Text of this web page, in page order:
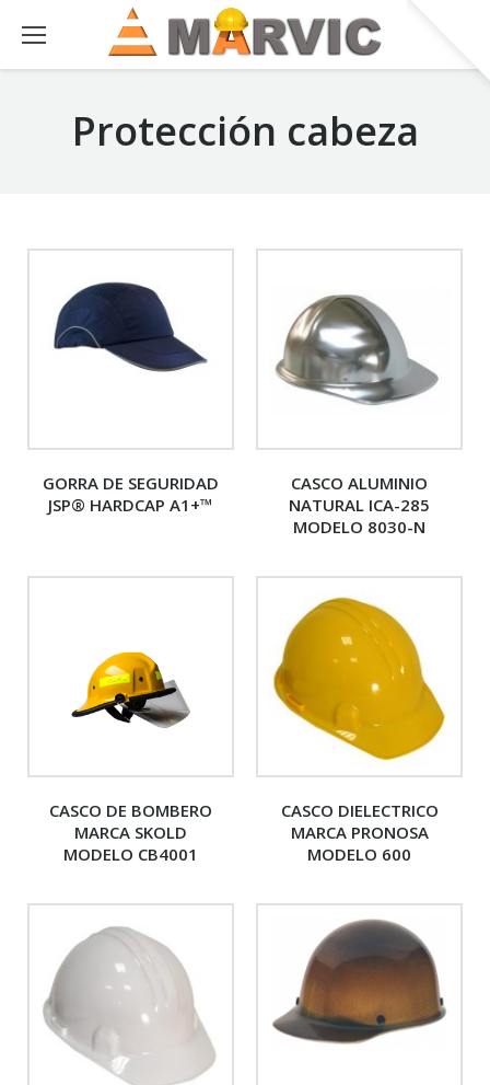
Protección cabeza
GORRA DE SEGURIDAD
JSP® HARDCAP A1+™
CASCO ALUMINIO
NATURAL ICA-285
MODELO 8030-N
CASCO DE BOMBERO
MARCA SKOLD
MODELO CB4001
CASCO DIELECTRICO
MARCA PRONOSA
MODELO 600